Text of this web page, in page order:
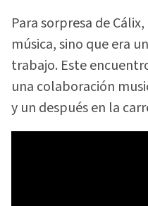
Para sorpresa de
música, sino que era
trabajo. Este
una colaboración
y un después en la